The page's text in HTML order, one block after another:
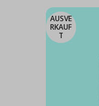
AUSVE
RKAUF
T